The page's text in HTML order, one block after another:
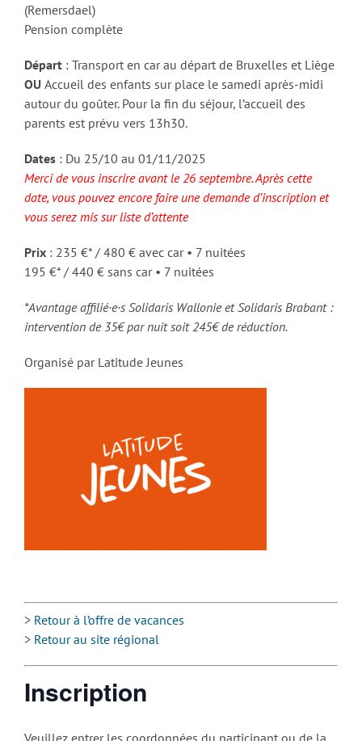
(Remersdael)
Pension complète
Départ : Transport en car au départ de Bruxelles et Liège
OU Accueil des enfants sur place le samedi après-midi
autour du goûter. Pour la fin du séjour, l’accueil des
parents est prévu vers 13h30.
Dates : Du 25/10 au 01/11/2025
Merci de vous inscrire avant le 26 septembre. Après cette
date, vous pouvez encore faire une demande d’inscription et
vous serez mis sur liste d’attente
Prix : 235 €* / 480 € avec car • 7 nuitées
195 €* / 440 € sans car • 7 nuitées
*Avantage affilié·e·s Solidaris Wallonie et Solidaris Brabant :
intervention de 35€ par nuit soit 245€ de réduction.
Organisé par Latitude Jeunes
> Retour à l’offre de vacances
> Retour au site régional
Inscription
Veuillez entrer les coordonnées du participant ou de la